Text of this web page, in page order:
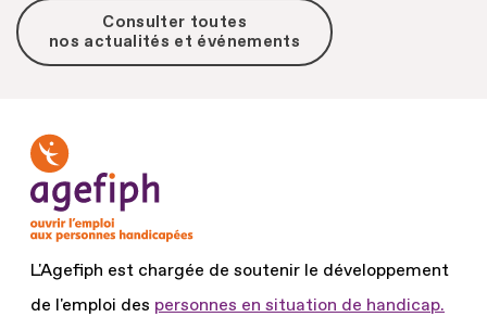
Consulter toutes
nos actualités et événements
L'Agefiph est chargée de soutenir le développement
de l'emploi des personnes en situation de handicap.